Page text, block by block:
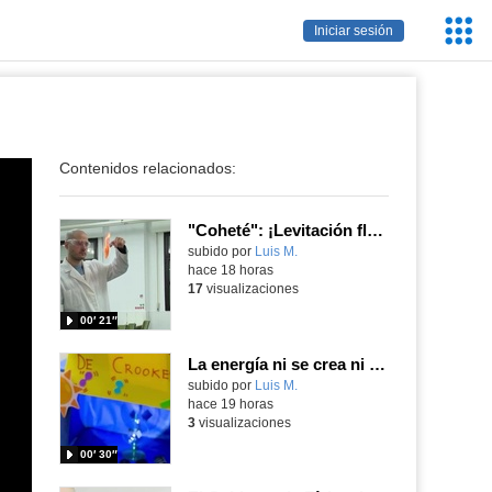
Iniciar sesión
Contenidos relacionados:
"Coheté": ¡Levitación flamígera!
Contenido educativo.
subido por Luis M.
00′ 21″
hace 18 horas
17visualizaciones
La energía ni se crea ni se destruye... ¡se experimenta! El Tierno en la Feria Madrid es Ciencia 2026
Contenido educativo.
subido por Luis M.
00′ 30″
hace 19 horas
3visualizaciones